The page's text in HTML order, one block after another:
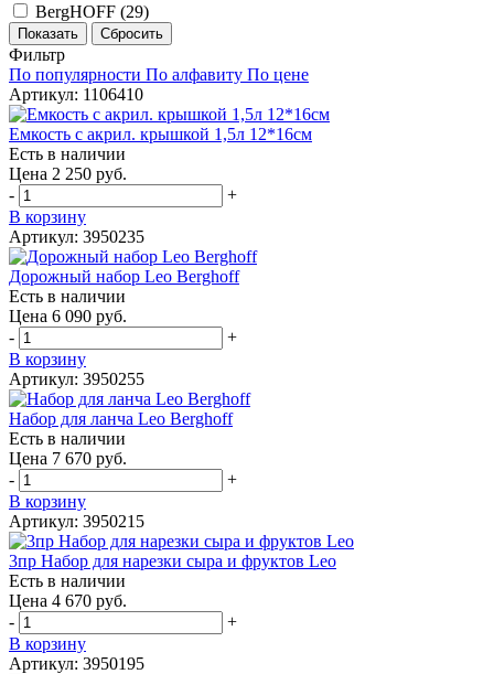
BergHOFF (29)
Фильтр
По популярности По алфавиту По цене
Артикул: 1106410
Емкость с акрил. крышкой 1,5л 12*16см
Есть в наличии
Цена 2 250 руб.
-
+
В корзину
Артикул: 3950235
Дорожный набор Leo Berghoff
Есть в наличии
Цена 6 090 руб.
-
+
В корзину
Артикул: 3950255
Набор для ланча Leo Berghoff
Есть в наличии
Цена 7 670 руб.
-
+
В корзину
Артикул: 3950215
3пр Набор для нарезки сыра и фруктов Leo
Есть в наличии
Цена 4 670 руб.
-
+
В корзину
Артикул: 3950195